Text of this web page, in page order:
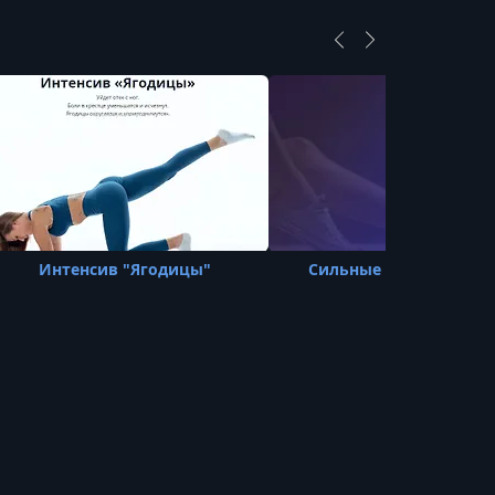
00:00:27
2.3 Растяжка 3 Наклоны вперед стоя на
одном колене
УРОК 17.
2.4 Растяжка 4 Мостик стоя на коленях
УРОК 18.
2.5 Растяжка 5 Наклоны ноги сидя
УРОК 19. 00:00:28
2.6 Растяжка 6 Растяжка ягодиц с опорой
Интенсив "Ягодицы" Сильные ноги и